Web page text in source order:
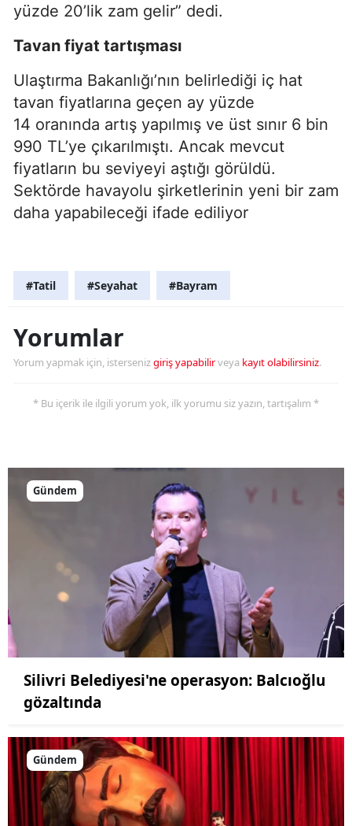
yüzde 20’lik zam gelir” dedi.
Tavan fiyat tartışması
Ulaştırma Bakanlığı’nın belirlediği iç hat
tavan fiyatlarına geçen ay yüzde
14 oranında artış yapılmış ve üst sınır 6 bin
990 TL’ye çıkarılmıştı. Ancak mevcut
fiyatların bu seviyeyi aştığı görüldü.
Sektörde havayolu şirketlerinin yeni bir zam
daha yapabileceği ifade ediliyor
#Tatil #Seyahat #Bayram
Yorumlar
Yorum yapmak için, istersenizgiriş yapabilirveya kayıt olabilirsiniz.
* Bu içerik ile ilgili yorum yok, ilk yorumu siz yazın, tartışalım *
Gündem
Silivri Belediyesi'ne operasyon: Balcıoğlu
gözaltında
Gündem